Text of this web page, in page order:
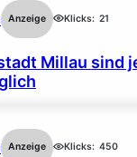
Anzeige Klicks: 21
Millau sind
Anzeige Klicks: 450